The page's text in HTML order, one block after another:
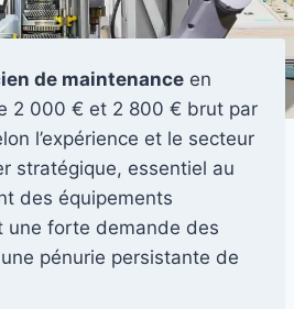
de maintenance en
2 000 € et 2 800 € brut par
l’expérience et le secteur
stratégique, essentiel au
des équipements
une forte demande des
pénurie persistante de